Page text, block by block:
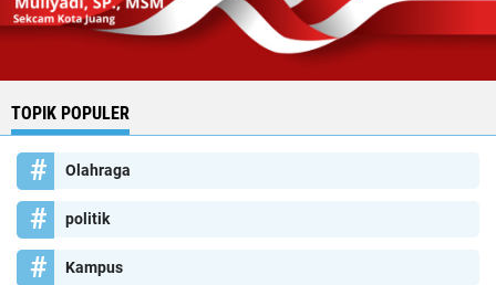
TOPIK POPULER
Olahraga
politik
Kampus